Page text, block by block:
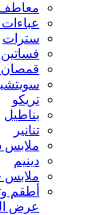
معاطف
سترات
فساتين
قمصان
تريكو
بناطيل
تنانير
دينيم
ملابس
أطقم
عرض